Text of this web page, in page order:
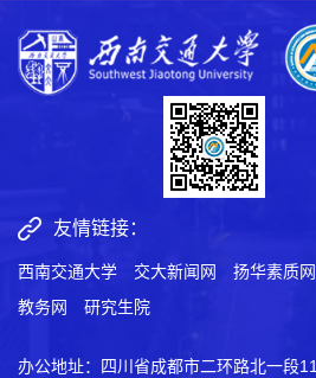
友情链接：
西南交通大学 交大新闻网 扬华素质网
教务网
研究生院
办公地址：四川省成都市二环路北一段